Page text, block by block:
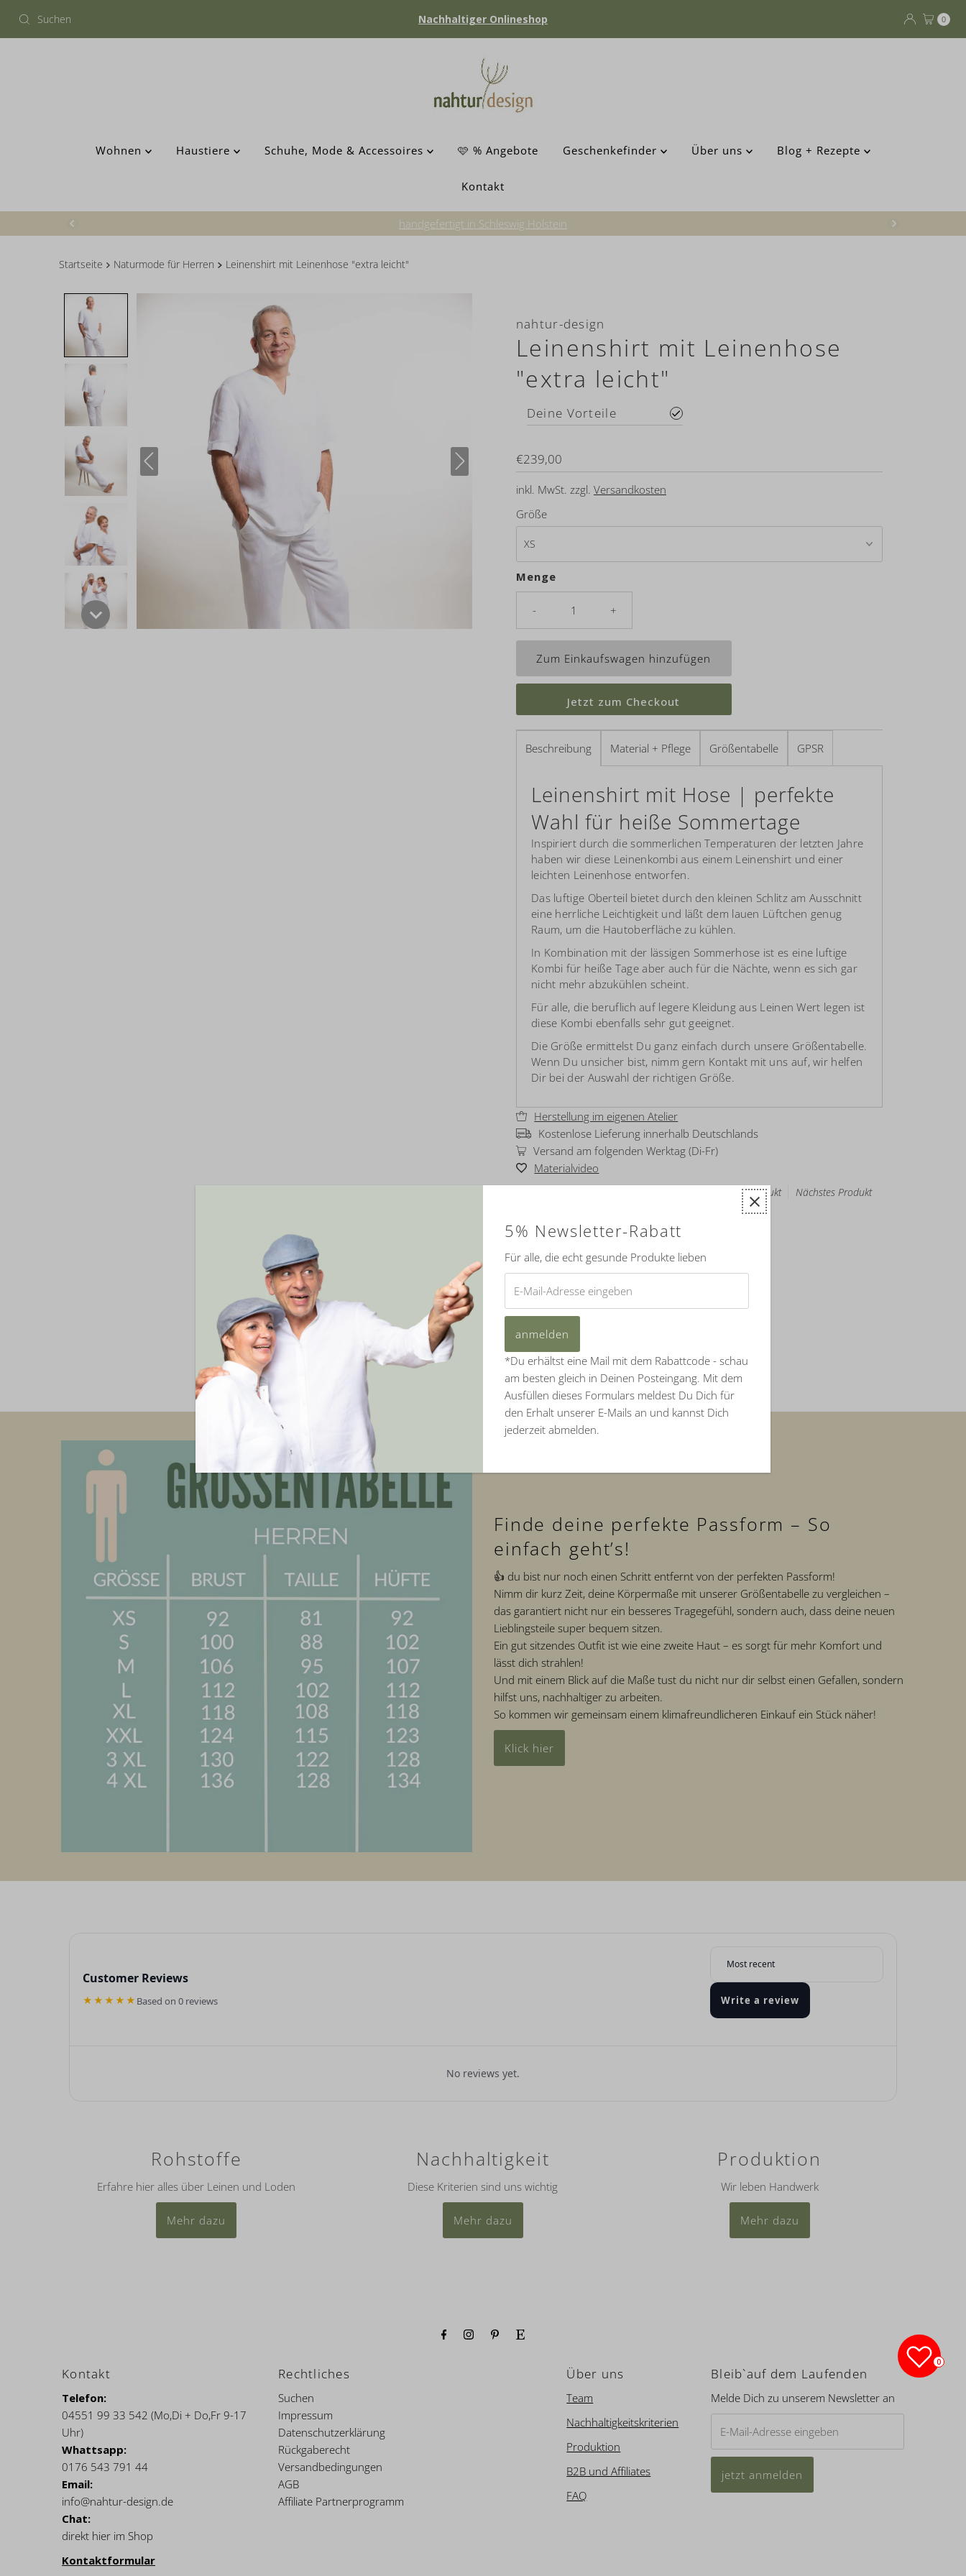
Nachhaltiger Onlineshop 0
Wohnen Haustiere Schuhe, Mode & Accessoires 🩷 % Angebote Geschenkefinder Über uns Blog + Rezepte
Kontakt
handgefertigt in Schleswig Holstein
Startseite Naturmode für Herren Leinenshirt mit Leinenhose "extra leicht"
nahtur-design
Leinenshirt mit Leinenhose
"extra leicht"
Deine Vorteile
Regulärer
Preis
€239,00
inkl. MwSt. zzgl. Versandkosten
Größe
Menge
- +
Jetzt zum Checkout
Beschreibung Material + Pflege Größentabelle GPSR
Leinenshirt mit Hose | perfekte
Wahl für heiße Sommertage
Inspiriert durch die sommerlichen Temperaturen der letzten Jahre
haben wir diese Leinenkombi aus einem Leinenshirt und einer
leichten Leinenhose entworfen.
Das luftige Oberteil bietet durch den kleinen Schlitz am Ausschnitt
eine herrliche Leichtigkeit und läßt dem lauen Lüftchen genug
Raum, um die Hautoberfläche zu kühlen.
In Kombination mit der lässigen Sommerhose ist es eine luftige
Kombi für heiße Tage aber auch für die Nächte, wenn es sich gar
nicht mehr abzukühlen scheint.
Für alle, die beruflich auf legere Kleidung aus Leinen Wert legen ist
diese Kombi ebenfalls sehr gut geeignet.
Die Größe ermittelst Du ganz einfach durch unsere Größentabelle.
Wenn Du unsicher bist, nimm gern Kontakt mit uns auf, wir helfen
Dir bei der Auswahl der richtigen Größe.
Herstellung im eigenen Atelier
Kostenlose Lieferung innerhalb Deutschlands
Versand am folgenden Werktag (Di-Fr)
Materialvideo
← Vorheriges Produkt
Nächstes Produkt
Häufig gestellte Fragen
Finde deine perfekte Passform – So
einfach geht’s!
👍 du bist nur noch einen Schritt entfernt von der perfekten Passform!
Nimm dir kurz Zeit, deine Körpermaße mit unserer Größentabelle zu vergleichen –
das garantiert nicht nur ein besseres Tragegefühl, sondern auch, dass deine neuen
Lieblingsteile super bequem sitzen.
Ein gut sitzendes Outfit ist wie eine zweite Haut – es sorgt für mehr Komfort und
lässt dich strahlen!
Und mit einem Blick auf die Maße tust du nicht nur dir selbst einen Gefallen, sondern
hilfst uns, nachhaltiger zu arbeiten.
So kommen wir gemeinsam einem klimafreundlicheren Einkauf ein Stück näher!
Klick hier
Customer Reviews
★★★★★ Based on 0 reviews Write a review
No reviews yet.
Rohstoffe
Erfahre hier alles über Leinen und Loden
Mehr dazu
Nachhaltigkeit
Diese Kriterien sind uns wichtig
Mehr dazu
Produktion
Wir leben Handwerk
Mehr dazu
Kontakt
Telefon:
04551 99 33 542 (Mo,Di + Do,Fr 9-17
Uhr)
Whattsapp:
0176 543 791 44
Email:
info@nahtur-design.de
Chat:
direkt hier im Shop
Kontaktformular
Rechtliches
Suchen
Impressum
Datenschutzerklärung
Rückgaberecht
Versandbedingungen
AGB
Affiliate Partnerprogramm
Über uns
Team
Nachhaltigkeitskriterien
Produktion
B2B und Affiliates
FAQ
Bleib`auf dem Laufenden
Melde Dich zu unserem Newsletter an
Mail-
Adresse
eingeben
5% Newsletter-Rabatt
Für alle, die echt gesunde Produkte lieben
Mail-
Adresse
eingeben
*Du erhältst eine Mail mit dem Rabattcode - schau
am besten gleich in Deinen Posteingang. Mit dem
Ausfüllen dieses Formulars meldest Du Dich für
den Erhalt unserer E-Mails an und kannst Dich
jederzeit abmelden.
0